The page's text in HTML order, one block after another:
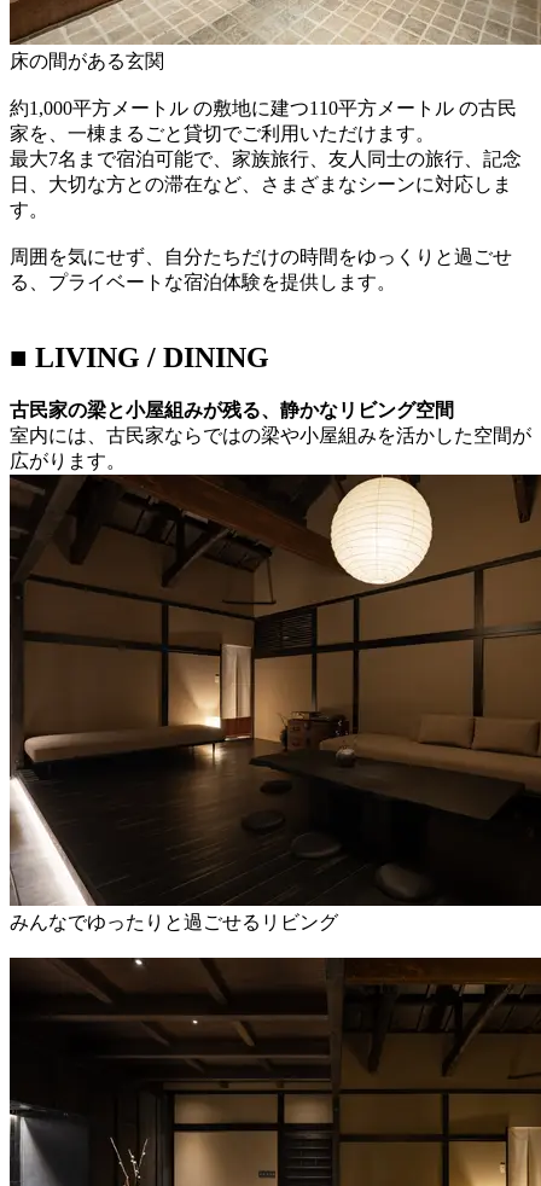
床の間がある玄関
約1,000平方メートル の敷地に建つ110平方メートル の古民
家を、一棟まるごと貸切でご利用いただけます。
最大7名まで宿泊可能で、家族旅行、友人同士の旅行、記念
日、大切な方との滞在など、さまざまなシーンに対応しま
す。
周囲を気にせず、自分たちだけの時間をゆっくりと過ごせ
る、プライベートな宿泊体験を提供します。
■ LIVING / DINING
古民家の梁と小屋組みが残る、静かなリビング空間
室内には、古民家ならではの梁や小屋組みを活かした空間が
広がります。
みんなでゆったりと過ごせるリビング